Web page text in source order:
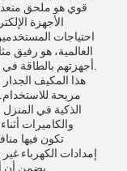
قوي هو ملحق
الأجهزة
احتياجات
العالمية، هو رفيق
هذا المكيف
مريحة
الذكية في
والكاميرات
تكون فيها
إمدادات الكهرباء